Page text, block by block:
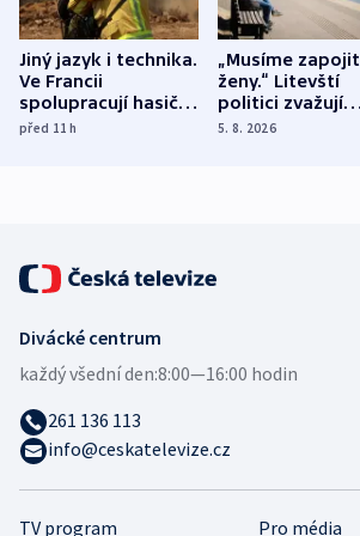
Jiný jazyk i technika.
Ve Francii
spolupracují hasiči z
různých zemí
před 11h
„Musíme zapojit
ženy.“ Litevští
politici zvažují
dohodu o
5. 8. 2026
TV program Pro média
Divácké centrum
každý všední den:8:00—16:00 hodin
261 136 113
info@ceskatelevize.cz